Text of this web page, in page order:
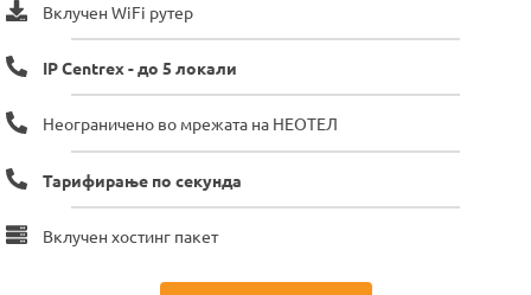
Вклучен WiFi рутер
IP Centrex - до 5 локали
Неограничено во мрежата на НЕОТЕЛ
Тарифирање по секунда
Вклучен хостинг пакет